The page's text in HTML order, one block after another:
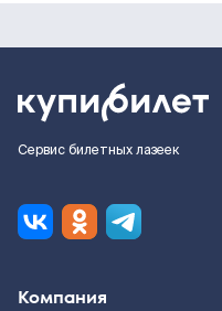
Сервис билетных лазеек
Компания